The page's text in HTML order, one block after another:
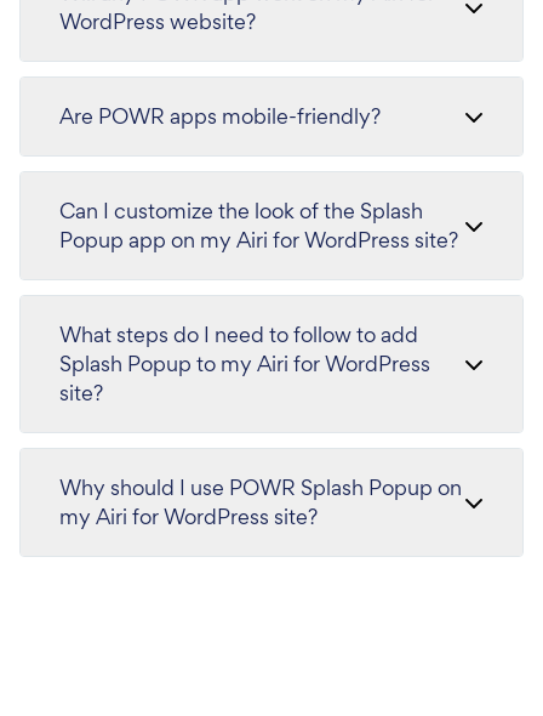
WordPress website?
Are POWR apps mobile-friendly?
Can I customize the look of the Splash
Popup app on my Airi for WordPress site?
What steps do I need to follow to add
Splash Popup to my Airi for WordPress
site?
Why should I use POWR Splash Popup on
my Airi for WordPress site?